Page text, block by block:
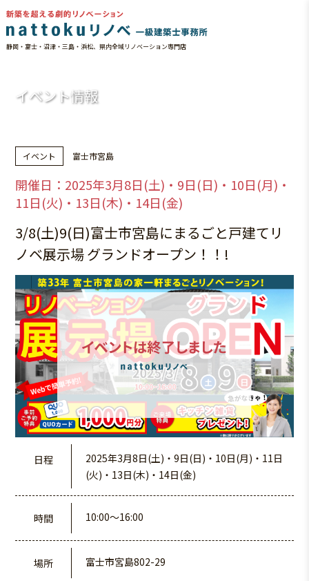
静岡・富士・沼津・三島・浜松、県内全域リノベーション専門店
イベント情報
イベント 富士市宮島
開催日：2025年3月8日(土)・9日(日)・10日(月)・
11日(火)・13日(木)・14日(金)
3/8(土)9(日)富士市宮島にまるごと戸建てリ
ノベ展示場 グランドオープン！！!
日程
2025年3月8日(土)・9日(日)・10日(月)・11日
(火)・13日(木)・14日(金)
時間 10:00〜16:00
場所 富士市宮島802-29